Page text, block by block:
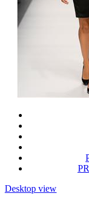
Desktop view